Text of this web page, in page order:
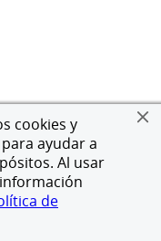
cookies y
ayudar a
Al usar
de